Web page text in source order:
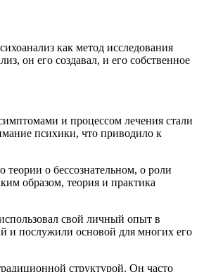
как метод исследования
он его создавал, и его собственное
и процессом лечения стали
психики, что приводило к
о бессознательном, о роли
образом, теория и практика
свой личный опыт в
и послужили основой для многих его
структурой. Он часто